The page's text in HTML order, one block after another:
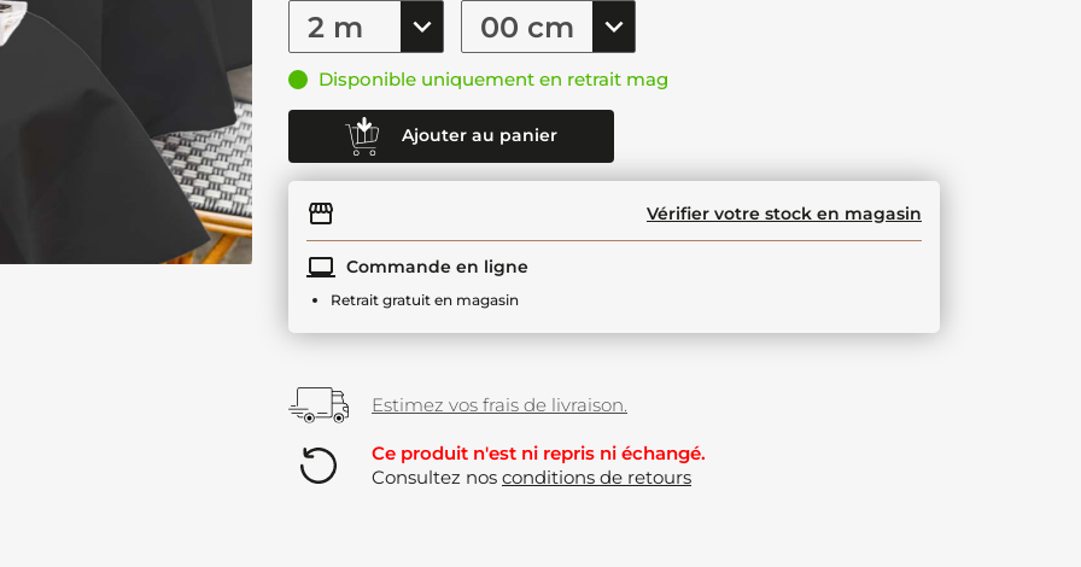
Disponible uniquement en retrait mag
Ajouter au panier
Vérifier votre stock en magasin
Commande en ligne
Retrait gratuit en magasin
Estimez vos frais de livraison.
Ce produit n'est ni repris ni échangé.
Consultez nos conditions de retours